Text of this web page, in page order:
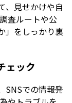
、見せかけや自
査ルートや公
」をしっかり裏
ェック
SNSでの情報発